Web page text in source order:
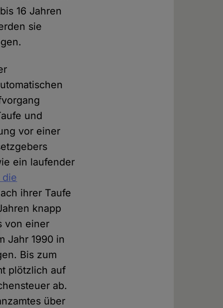
16 Jahren
sie
und
vor einer
ein laufender
die
ihrer Taufe
knapp
von einer
Jahr 1990 in
Bis zum
plötzlich auf
ab.
über